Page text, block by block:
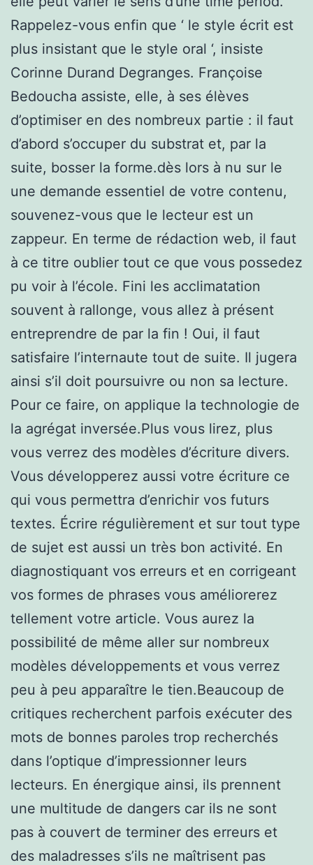
Rappelez-vous enfin que ‘ le style écrit est
plus insistant que le style oral ‘, insiste
Corinne Durand Degranges. Françoise
Bedoucha assiste, elle, à ses élèves
d’optimiser en des nombreux partie : il faut
d’abord s’occuper du substrat et, par la
suite, bosser la forme.dès lors à nu sur le
une demande essentiel de votre contenu,
souvenez-vous que le lecteur est un
zappeur. En terme de rédaction web, il faut
à ce titre oublier tout ce que vous possedez
pu voir à l’école. Fini les acclimatation
souvent à rallonge, vous allez à présent
entreprendre de par la fin ! Oui, il faut
satisfaire l’internaute tout de suite. Il jugera
ainsi s’il doit poursuivre ou non sa lecture.
Pour ce faire, on applique la technologie de
la agrégat inversée.Plus vous lirez, plus
vous verrez des modèles d’écriture divers.
Vous développerez aussi votre écriture ce
qui vous permettra d’enrichir vos futurs
textes. Écrire régulièrement et sur tout type
de sujet est aussi un très bon activité. En
diagnostiquant vos erreurs et en corrigeant
vos formes de phrases vous améliorerez
tellement votre article. Vous aurez la
possibilité de même aller sur nombreux
modèles développements et vous verrez
peu à peu apparaître le tien.Beaucoup de
critiques recherchent parfois exécuter des
mots de bonnes paroles trop recherchés
dans l’optique d’impressionner leurs
lecteurs. En énergique ainsi, ils prennent
une multitude de dangers car ils ne sont
pas à couvert de terminer des erreurs et
des maladresses s’ils ne maîtrisent pas